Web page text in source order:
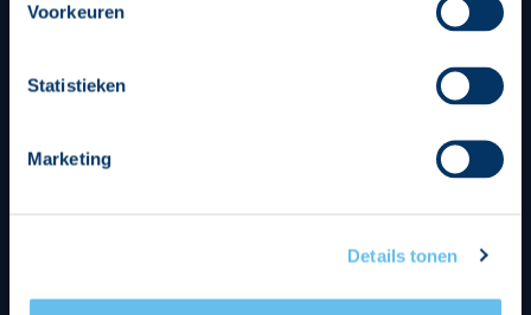
Voorkeuren
Statistieken
Marketing
Details tonen